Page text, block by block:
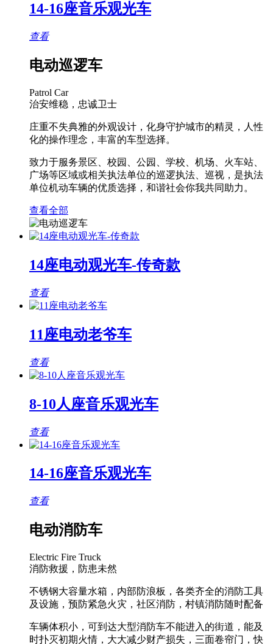
14-16座音乐观光车
查看
电动巡逻车
Patrol Car
治安维稳，忠诚卫士
庄重不失典雅的外观设计，化身守护城市的精灵，人性
化的操作理念，丰富的车型选择。
致力于服务景区、校园、公园、学校、机场、火车站、
广场等区域或相关执法单位的巡逻执法、巡视，是执法
单位机动车辆的优质选择，和谐社会你我共同助力。
查看全部
14座电动观光车-传奇款
查看
11座电动老爷车
查看
8-10人座音乐观光车
查看
14-16座音乐观光车
查看
电动消防车
Electric Fire Truck
消防救援，防患未然
不锈钢大容量水箱，内部防浪板，各类齐全的消防工具
及设施，预防紧急火灾，社区消防，村镇消防随时配备
车辆体积小，可到达大型消防车不能进入的街道，能及
时扑灭初期火情，大大减少财产损失，三面卷帘门，快